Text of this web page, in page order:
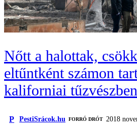
Nőtt a halottak,
eltűntként számon
kaliforniai tűzvészben
P PestiSrácok.hu FORRÓ DRÓT 2018